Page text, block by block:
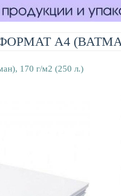
A4
170 г/м2 (250 л.)